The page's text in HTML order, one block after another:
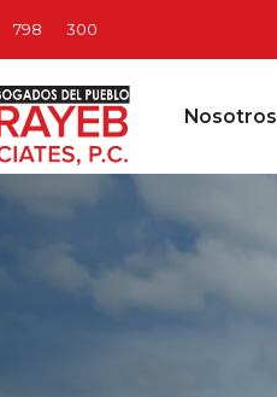
Nosotros